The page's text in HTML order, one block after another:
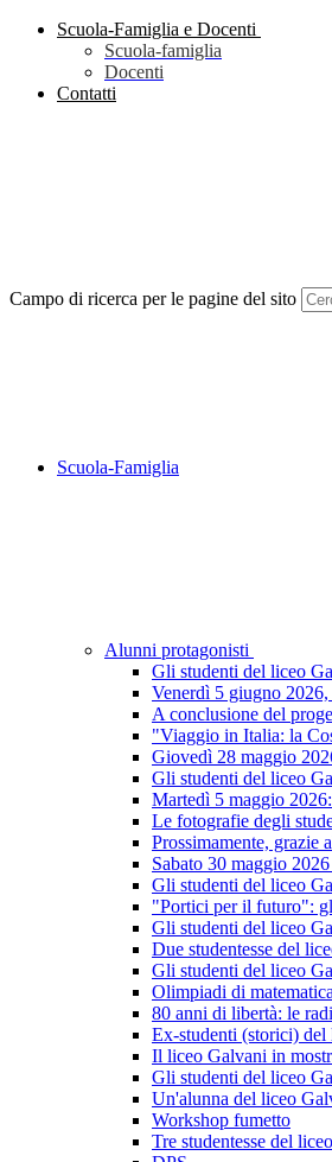
Scuola-Famiglia e Docenti
Scuola-famiglia
Docenti
Contatti
Campo di ricerca per le pagine del sito
Scuola-Famiglia
Alunni protagonisti
Gli studenti del liceo
Venerdì 5 giugno
A conclusione del
"Viaggio in Italia: la
Giovedì 28 maggio
Gli studenti del liceo
Martedì 5 maggio
Le fotografie degli
Prossimamente,
Sabato 30 maggio
Gli studenti del liceo
"Portici per il futuro":
Gli studenti del liceo
Due studentesse del
Gli studenti del liceo
Olimpiadi di
80 anni di libertà: le
Ex-studenti (storici)
Il liceo Galvani in
Gli studenti del liceo
Un'alunna del liceo
Workshop fumetto
Tre studentesse del